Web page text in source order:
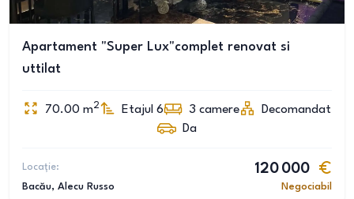
Apartament "Super Lux"complet renovat si
uttilat
70.00 m2 Etajul 6 3 camere
Decomandat
Da
Locație:
Bacău, Alecu Russo
120 000
Negociabil